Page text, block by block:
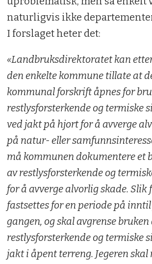
naturligvis ikke
I forslaget heter det:
«Landbruksdirektoratet kan
den enkelte kommune tillate at
kommunal forskrift åpnes for
restlysforsterkende og termiske
ved jakt på hjort for å avverge
på natur- eller
må kommunen dokumentere et
av restlysforsterkende og
for å avverge alvorlig skade. Slik
fastsettes for en periode på
gangen, og skal avgrense bruken
restlysforsterkende og termiske
jakt i åpent terreng. Jegeren